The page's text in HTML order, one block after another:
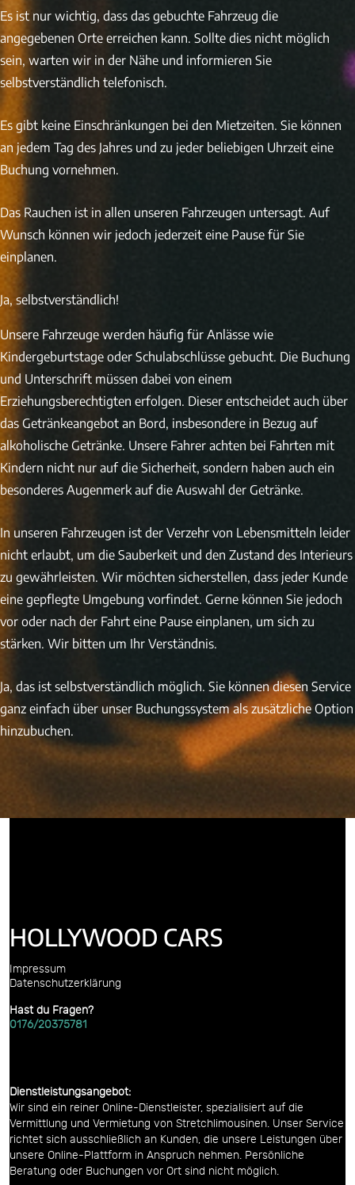
Es ist nur wichtig, dass das gebuchte Fahrzeug die
angegebenen Orte erreichen kann. Sollte dies nicht möglich
sein, warten wir in der Nähe und informieren Sie
selbstverständlich telefonisch.
Es gibt keine Einschränkungen bei den Mietzeiten. Sie können
an jedem Tag des Jahres und zu jeder beliebigen Uhrzeit eine
Buchung vornehmen.
Das Rauchen ist in allen unseren Fahrzeugen untersagt. Auf
Wunsch können wir jedoch jederzeit eine Pause für Sie
einplanen.
Ja, selbstverständlich!
Unsere Fahrzeuge werden häufig für Anlässe wie
Kindergeburtstage oder Schulabschlüsse gebucht. Die Buchung
und Unterschrift müssen dabei von einem
Erziehungsberechtigten erfolgen. Dieser entscheidet auch über
das Getränkeangebot an Bord, insbesondere in Bezug auf
alkoholische Getränke. Unsere Fahrer achten bei Fahrten mit
Kindern nicht nur auf die Sicherheit, sondern haben auch ein
besonderes Augenmerk auf die Auswahl der Getränke.
In unseren Fahrzeugen ist der Verzehr von Lebensmitteln leider
nicht erlaubt, um die Sauberkeit und den Zustand des Interieurs
zu gewährleisten. Wir möchten sicherstellen, dass jeder Kunde
eine gepflegte Umgebung vorfindet. Gerne können Sie jedoch
vor oder nach der Fahrt eine Pause einplanen, um sich zu
stärken. Wir bitten um Ihr Verständnis.
Ja, das ist selbstverständlich möglich. Sie können diesen Service
ganz einfach über unser Buchungssystem als zusätzliche Option
hinzubuchen.
HOLLYWOOD CARS
Impressum
Datenschutzerklärung
Hast du Fragen?
0176/20375781
Dienstleistungsangebot:
Wir sind ein reiner Online-Dienstleister, spezialisiert auf die
Vermittlung und Vermietung von Stretchlimousinen. Unser Service
richtet sich ausschließlich an Kunden, die unsere Leistungen über
unsere Online-Plattform in Anspruch nehmen. Persönliche
Beratung oder Buchungen vor Ort sind nicht möglich.